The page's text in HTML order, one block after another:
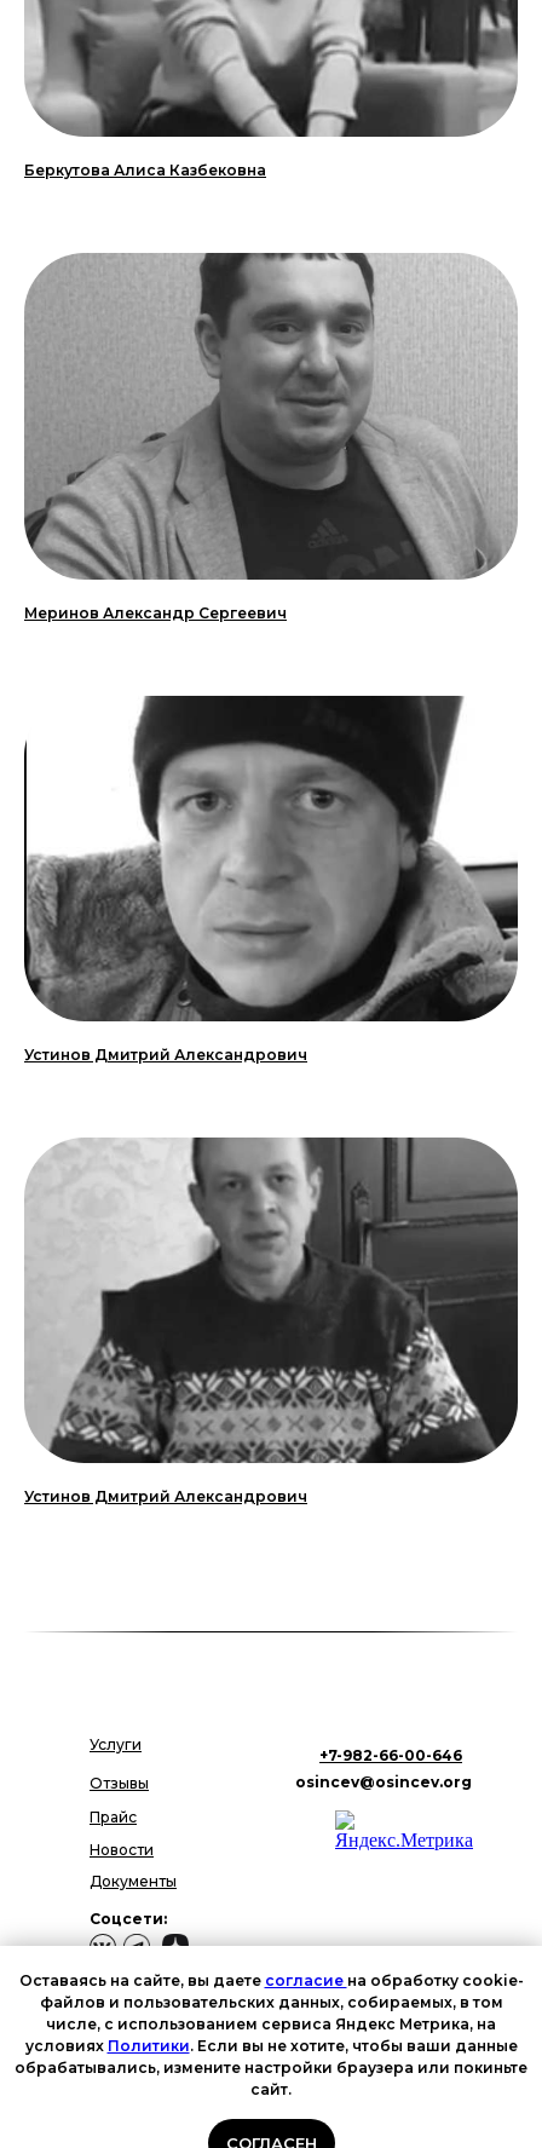
Беркутова Алиса Казбековна
Меринов Александр Сергеевич
Устинов Дмитрий Александрович
Устинов Дмитрий Александрович
Услуги
Политика обработки персональных
Политика в отношении
обработки персональных
данных
обработки персональных
Отзывы
Прайс
Новости
Документы
+7-982-66-00-646
osincev@osincev.org
Соцсети:
Оставаясь на сайте, вы даете согласие на обработку cookie-
файлов и пользовательских данных, собираемых, в том
числе, с использованием сервиса Яндекс Метрика, на
условиях Политики. Если вы не хотите, чтобы ваши данные
обрабатывались, измените настройки браузера или покиньте
сайт.
СОГЛАСЕН